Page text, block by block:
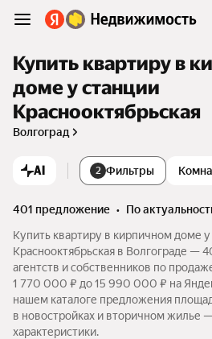
Купить квартиру в
доме у станции
Краснооктябрьская
Волгоград
AI 2 Фильтры
401 предложение •
по
Купить квартиру в кирпичном доме у
Краснооктябрьская в Волгограде —
агентств и собственников по
1 770 000 ₽ до 15 990 000 ₽ на
нашем каталоге предложения
в новостройках и вторичном жилье
характеристики.